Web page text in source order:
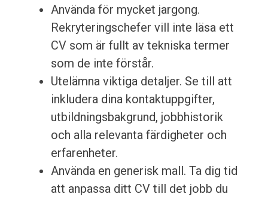
Använda för mycket jargong.
Rekryteringschefer vill inte läsa ett
CV som är fullt av tekniska termer
som de inte förstår.
Utelämna viktiga detaljer. Se till att
inkludera dina kontaktuppgifter,
utbildningsbakgrund, jobbhistorik
och alla relevanta färdigheter och
erfarenheter.
Använda en generisk mall. Ta dig tid
att anpassa ditt CV till det jobb du